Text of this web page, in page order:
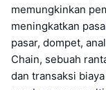
memungkinkan
meningkatkan
pasar, dompet,
Chain, sebuah
dan transaksi